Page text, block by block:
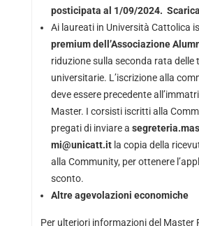
posticipata al 1/09/2024.
Ai laureati in Università Cattolica
premium dell’Associazione
riduzione sulla seconda rata delle
universitarie. L’iscrizione alla
deve essere precedente
Master. I corsisti iscritti alla
pregati di inviare a
mi@unicatt.it la copia della
alla Community, per ottenere
sconto.
Altre agevolazioni economiche
Per ulteriori informazioni del Master